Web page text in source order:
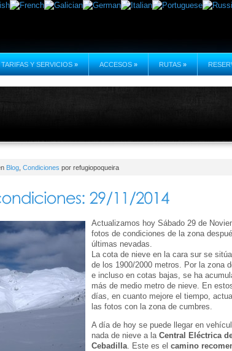
TARIFAS Y SERVICIOS » ACCESOS » RUTAS »
Blog Condiciones por refugiopoqueira
Actualizamos hoy Sábado 29 de
fotos de condiciones de la zona
últimas nevadas.
La cota de nieve en la cara sur se
de los 1900/2000 metros. Por la zona
e incluso en cotas bajas, se ha
más de medio metro de nieve. En
días, en cuanto mejore el tiempo,
las fotos con la zona de cumbres.
A día de hoy se puede llegar en
nada de nieve a laCentral Eléctrica
Cebadilla. Este es el camino